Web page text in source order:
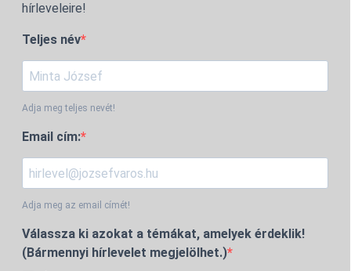
hírleveleire!
Teljes név
Adja meg teljes nevét!
Email cím:
Adja meg az email címét!
Válassza ki azokat a témákat, amelyek érdeklik!
(Bármennyi hírlevelet megjelölhet.)